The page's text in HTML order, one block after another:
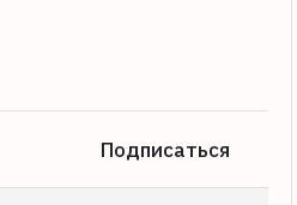
Подписаться